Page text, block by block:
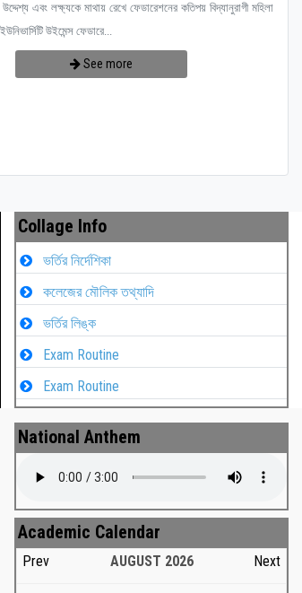
এবং লক্ষ্যকে মাথায় রেখে ফেডারেশনের কতিপয় বিদ্যানুরাগী মহিলা
উইমেন্স ফেডারে...
See more
Collage Info
ভর্তির নির্দেশিকা
কলেজের মৌলিক তথ্যাদি
ভর্তির লিঙ্ক
Exam Routine
Exam Routine
National Anthem
Academic Calendar
Prev AUGUST 2026 Next